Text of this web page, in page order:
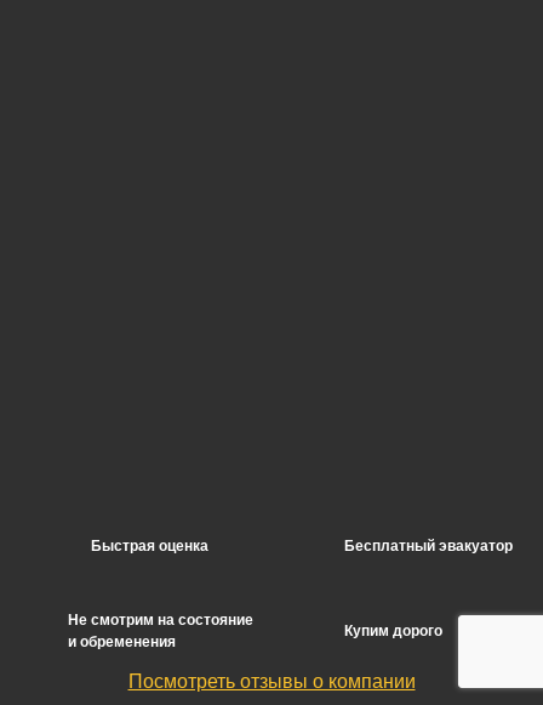
Быстрая оценка Бесплатный эвакуатор
Не смотрим на состояние
и обременения
Купим дорого
Посмотреть отзывы о компании